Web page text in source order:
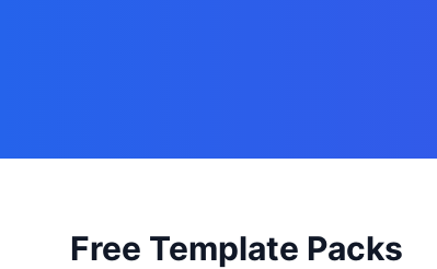
Free Template Packs